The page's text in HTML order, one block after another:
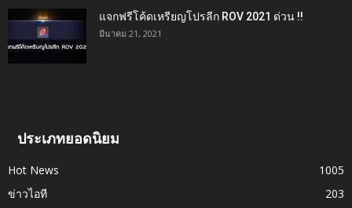
แจกฟรีโค้ดเหรียญโปรลีก ROV 2021 ด่วน !!
มีนาคม 21, 2021
ประเภทยอดนิยม
Hot News
1005
ข่าวไอที
203